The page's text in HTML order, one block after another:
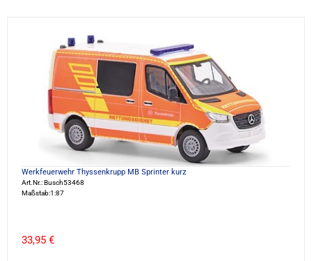
Werkfeuerwehr Thyssenkrupp MB Sprinter kurz
Art.Nr.: Busch53468
Maßstab:1:87
33,95 €